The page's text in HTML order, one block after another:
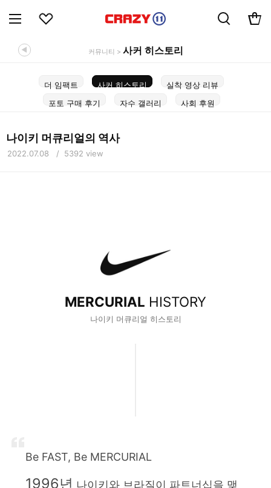
커뮤니티 > 사커 히스토리
◀
더 임팩트 사커 히스토리
실착 영상 리뷰
포토 구매 후기
자수 갤러리 사회 후원
나이키 머큐리얼의 역사
2022.07.08 / 5392 view
MERCURIAL HISTORY
나이키 머큐리얼 히스토리
Be FAST, Be MERCURIAL
1996년 나이키와 브라질이 파트너십을 맺